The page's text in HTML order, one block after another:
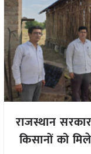
राजस्थान
किसानों को